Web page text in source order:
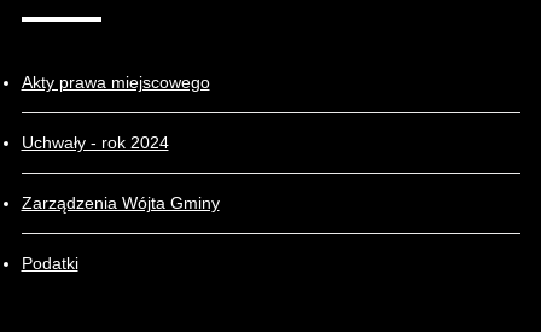
Akty prawa miejscowego
Uchwały - rok 2024
Zarządzenia Wójta Gminy
Podatki